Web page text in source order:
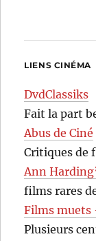
LIENS CINÉMA
DvdClassiks
Fait la part
Abus de Ciné
Critiques de
Ann
films rares
Films muets
Plusieurs